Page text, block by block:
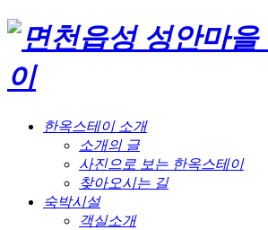
한옥스테이 소개
소개의 글
사진으로 보는 한옥스테이
찾아오시는 길
숙박시설
객실소개